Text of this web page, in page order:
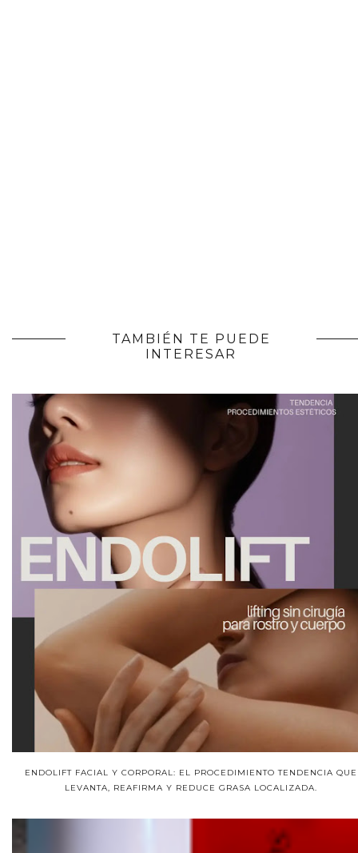
TAMBIÉN TE PUEDE
INTERESAR
ENDOLIFT FACIAL Y CORPORAL: EL PROCEDIMIENTO TENDENCIA QUE
LEVANTA, REAFIRMA Y REDUCE GRASA LOCALIZADA.